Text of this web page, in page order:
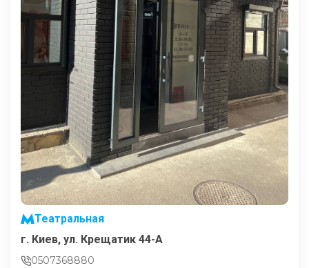
Театральная
г. Киев, ул. Крещатик 44-А
0507368880